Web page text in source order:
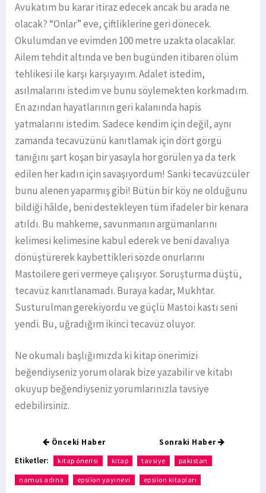
Avukatım bu karar itiraz edecek ancak bu arada ne
olacak? “Onlar” eve, çiftliklerine geri dönecek.
Okulumdan ve evimden 100 metre uzakta olacaklar.
Ailem tehdit altında ve ben bugünden itibaren ölüm
tehlikesi ile karşı karşıyayım. Adalet istedim,
asılmalarını istedim ve bunu söylemekten korkmadım.
En azından hayatlarının geri kalanında hapis
yatmalarını istedim. Sadece kendim için değil, aynı
zamanda tecavüzünü kanıtlamak için dört görgü
tanığını şart koşan bir yasayla hor görülen ya da terk
edilen her kadın için savaşıyordum! Sanki tecavüzcüler
bunu alenen yaparmış gibi! Bütün bir köy ne olduğunu
bildiği hâlde, beni destekleyen tüm ifadeler bir kenara
atıldı. Bu mahkeme, savunmanın argümanlarını
kelimesi kelimesine kabul ederek ve beni davalıya
dönüştürerek kaybettikleri sözde onurlarını
Mastoilere geri vermeye çalışıyor. Soruşturma düştü,
tecavüz kanıtlanamadı. Buraya kadar, Mukhtar.
Susturulman gerekiyordu ve güçlü Mastoi kastı seni
yendi. Bu, uğradığım ikinci tecavüz oluyor.
Ne okumalı başlığımızda ki kitap önerimizi
beğendiyseniz yorum olarak bize yazabilir ve kitabı
okuyup beğendiyseniz yorumlarınızla tavsiye
edebilirsiniz.
Önceki Haber Sonraki Haber
Etiketler: kitap önerisi kitap tavsiye pakistan
namus adına epsilon yayınevi epsilon kitapları